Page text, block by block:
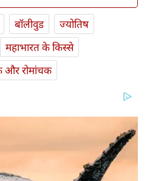
बॉलीवुड
ज्योतिष
महाभारत के किस्से
और रोमांचक